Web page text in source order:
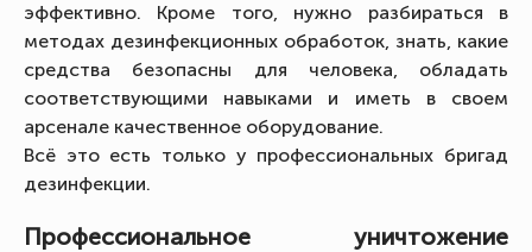
эффективно. Кроме того, нужно разбираться в
методах дезинфекционных обработок, знать, какие
средства безопасны для человека, обладать
соответствующими навыками и иметь в своем
арсенале качественное оборудование.
Всё это есть только у профессиональных бригад
дезинфекции.
Профессиональное уничтожение